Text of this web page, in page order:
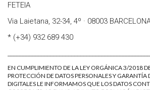
FETEIA
Via Laietana, 32-34, 4º · 08003
* (+34) 932 689 430
EN CUMPLIMIENTO DE LA LEY ORGÁNICA 3/2018
PROTECCIÓN DE DATOS PERSONALES Y GARANTÍA
DIGITALES LE INFORMAMOS QUE LOS DATOS